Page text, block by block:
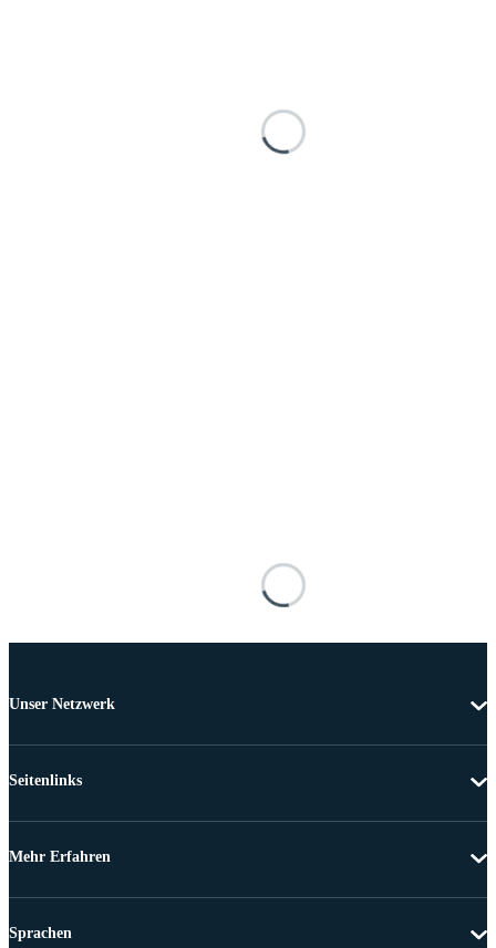
Unser Netzwerk
Seitenlinks
Mehr Erfahren
Sprachen